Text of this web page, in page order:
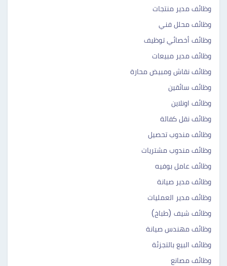
وظائف مدير منتجات
وظائف محلل فني
وظائف أخصائي توظيف
وظائف مدير مبيعات
وظائف نقاش ومبيض محارة
وظائف سائقين
وظائف اونلاين
وظائف نقل كفالة
وظائف مندوب تحصيل
وظائف مندوب مشتريات
وظائف عامل بوفيه
وظائف مدير صيانة
وظائف مدير العمليات
وظائف شيف (طباخ)
وظائف مهندس صيانة
وظائف البيع بالتجزئة
وظائف مصانع